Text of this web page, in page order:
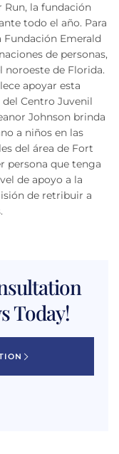
Run, la fundación
todo el año. Para
Fundación Emerald
de personas,
noroeste de Florida.
apoyar esta
Centro Juvenil
Johnson brinda
a niños en las
del área de Fort
persona que tenga
de apoyo a la
de retribuir a
Today!